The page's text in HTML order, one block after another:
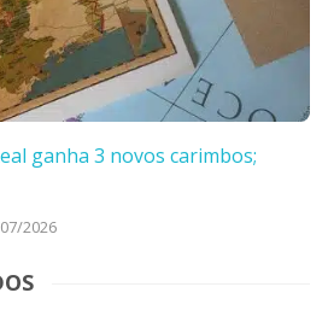
ganha 3 novos carimbos;
2026